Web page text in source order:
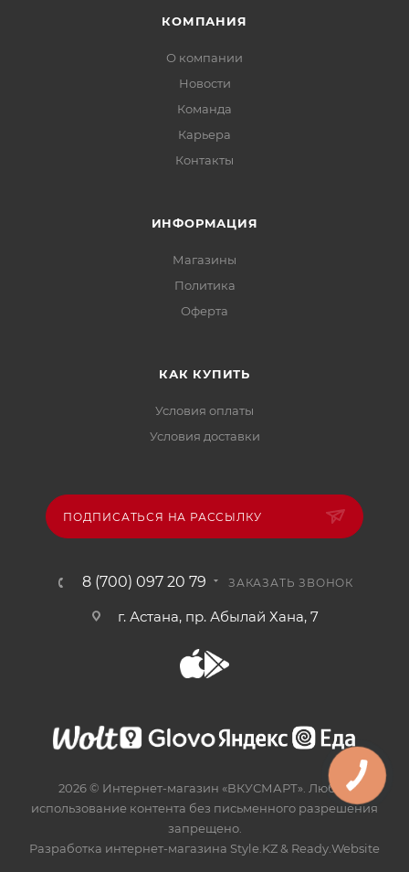
КОМПАНИЯ
О компании
Новости
Команда
Карьера
Контакты
ИНФОРМАЦИЯ
Магазины
Политика
Офертa
КАК КУПИТЬ
Условия оплаты
Условия доставки
ПОДПИСАТЬСЯ НА РАССЫЛКУ
8 (700) 097 20 79 ЗАКАЗАТЬ ЗВОНОК
г. Астана, пр. Абылай Хана, 7
2026 © Интернет-магазин «ВКУСМАРТ». Любое
использование контента без письменного разрешения
запрещено.
Разработка интернет-магазина Style.KZ& Ready.Website